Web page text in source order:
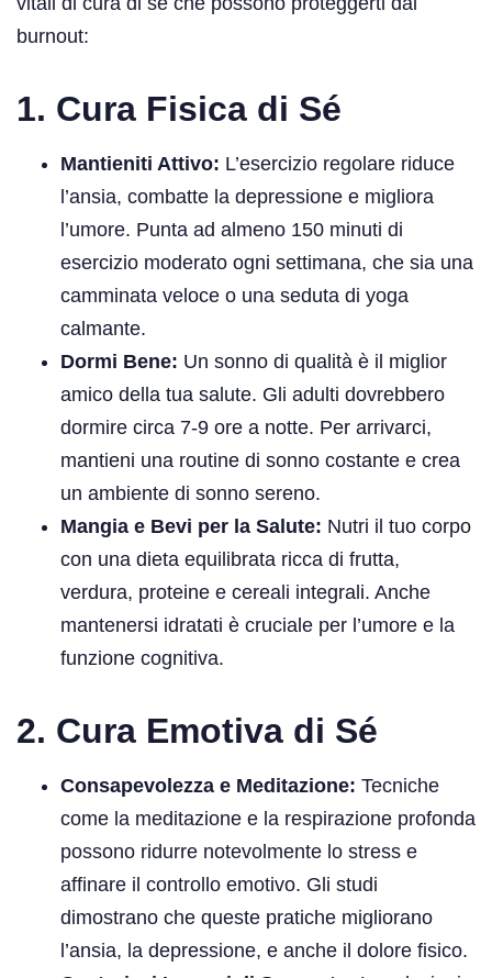
burnout:
1. Cura Fisica di Sé
Mantieniti Attivo: L’esercizio regolare riduce
l’ansia, combatte la depressione e migliora
l’umore. Punta ad almeno 150 minuti di
esercizio moderato ogni settimana, che sia una
camminata veloce o una seduta di yoga
calmante.
Dormi Bene: Un sonno di qualità è il miglior
amico della tua salute. Gli adulti dovrebbero
dormire circa 7-9 ore a notte. Per arrivarci,
mantieni una routine di sonno costante e crea
un ambiente di sonno sereno.
Mangia e Bevi per la Salute: Nutri il tuo corpo
con una dieta equilibrata ricca di frutta,
verdura, proteine e cereali integrali. Anche
mantenersi idratati è cruciale per l’umore e la
funzione cognitiva.
2. Cura Emotiva di Sé
Consapevolezza e Meditazione: Tecniche
come la meditazione e la respirazione profonda
possono ridurre notevolmente lo stress e
affinare il controllo emotivo. Gli studi
dimostrano che queste pratiche migliorano
l’ansia, la depressione, e anche il dolore fisico.